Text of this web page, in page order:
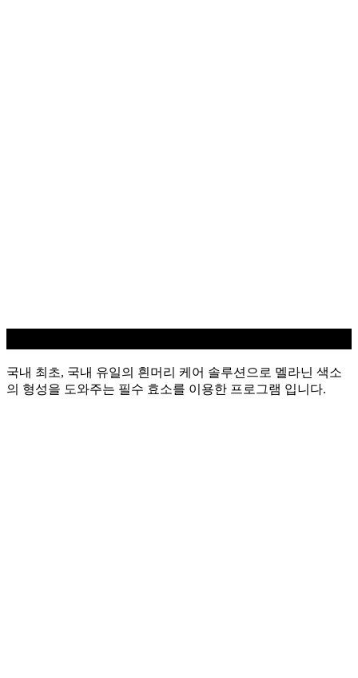
국내 최초, 국내 유일의 흰머리 케어 솔루션으로 멜라닌 색소
의 형성을 도와주는 필수 효소를 이용한 프로그램 입니다.